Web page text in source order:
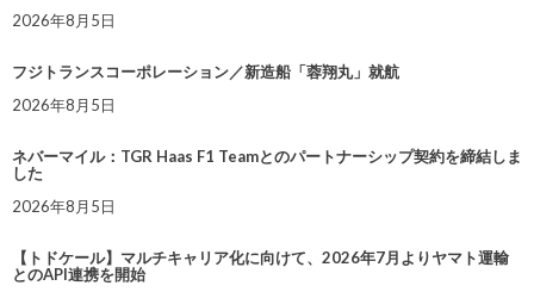
2026年8月5日
フジトランスコーポレーション／新造船「蓉翔丸」就航
2026年8月5日
ネバーマイル：TGR Haas F1 Teamとのパートナーシップ契約を締結しま
した
2026年8月5日
【トドケール】マルチキャリア化に向けて、2026年7月よりヤマト運輸
とのAPI連携を開始